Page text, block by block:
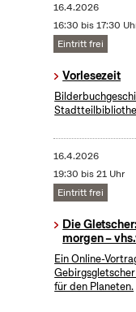
16.4.2026
16:30 bis 17:30
Eintritt frei
Vorlesezeit
16.4.2026
19:30 bis 21 Uhr
Eintritt frei
Die
morgen –
Ein Online-
für den Planeten.